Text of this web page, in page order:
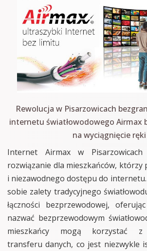
Rewolucja w Pisarzowicach
internetu światłowodowego Airmax
na wyciągnięcie ręki
Internet Airmax w
rozwiązanie dla mieszkańców, którzy
i niezawodnego dostępu do internetu.
sobie zalety tradycyjnego
łączności bezprzewodowej,
nazwać bezprzewodowym
mieszkańcy mogą korzystać z
transferu danych, co jest niezwykle